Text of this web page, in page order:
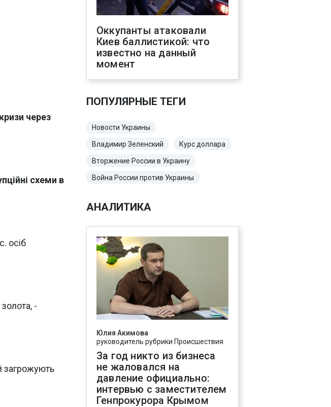
через
схеми в
осіб
-
загрожують
Оккупанты атаковали
Киев баллистикой: что
известно на данный
момент
ПОПУЛЯРНЫЕ ТЕГИ
Новости Украины
Владимир Зеленский Курс доллара
Вторжение России в Украину
Война России против Украины
АНАЛИТИКА
Юлия Акимова
руководитель рубрики Происшествия
За год никто из бизнеса
не жаловался на
давление официально:
интервью с заместителем
Генпрокурора Крымом